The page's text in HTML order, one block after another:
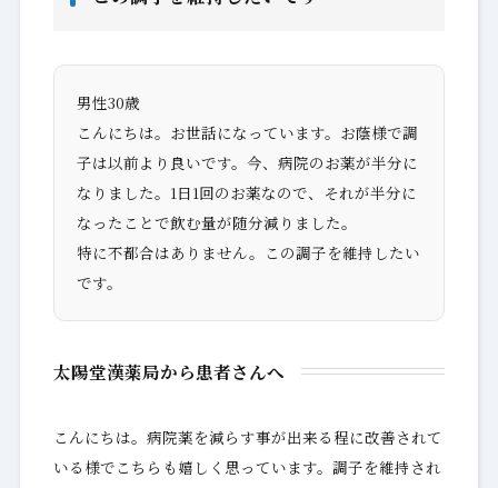
男性30歳
こんにちは。お世話になっています。お蔭様で調
子は以前より良いです。今、病院のお薬が半分に
なりました。1日1回のお薬なので、それが半分に
なったことで飲む量が随分減りました。
特に不都合はありません。この調子を維持したい
です。
太陽堂漢薬局から患者さんへ
こんにちは。病院薬を減らす事が出来る程に改善されて
いる様でこちらも嬉しく思っています。調子を維持され